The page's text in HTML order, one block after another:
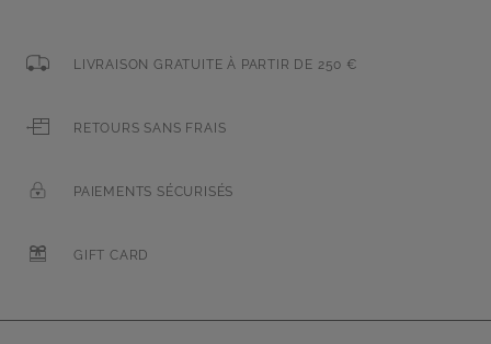
LIVRAISON GRATUITE À PARTIR DE 250 €
RETOURS SANS FRAIS
PAIEMENTS SÉCURISÉS
GIFT CARD